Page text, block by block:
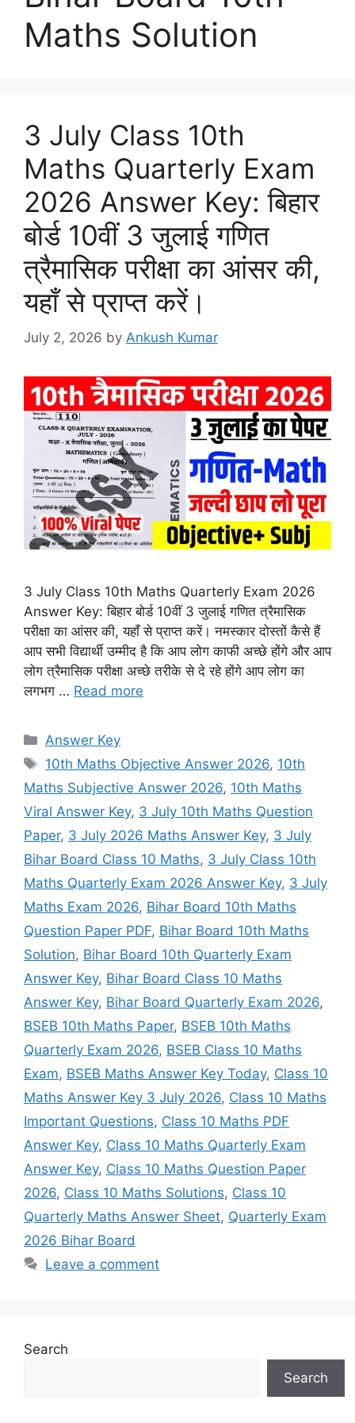
Maths Solution
3 July Class 10th
Maths Quarterly Exam
2026 Answer Key: बिहार
बोर्ड 10वीं 3 जुलाई गणित
त्रैमासिक परीक्षा का आंसर की,
यहाँ से प्राप्त करें।
July 2, 2026 by Ankush Kumar
3 July Class 10th Maths Quarterly Exam 2026
Answer Key: बिहार बोर्ड 10वीं 3 जुलाई गणित त्रैमासिक
परीक्षा का आंसर की, यहाँ से प्राप्त करें। नमस्कार दोस्तों कैसे हैं
आप सभी विद्यार्थी उम्मीद है कि आप लोग काफी अच्छे होंगे और आप
लोग त्रैमासिक परीक्षा अच्छे तरीके से दे रहे होंगे आप लोग का
लगभग … Read more
Categories
Answer Key
Tags
10th Maths Objective Answer 2026, 10th
Maths Subjective Answer 2026, 10th Maths
Viral Answer Key, 3 July 10th Maths Question
Paper, 3 July 2026 Maths Answer Key, 3 July
Bihar Board Class 10 Maths, 3 July Class 10th
Maths Quarterly Exam 2026 Answer Key, 3 July
Maths Exam 2026, Bihar Board 10th Maths
Question Paper PDF, Bihar Board 10th Maths
Solution, Bihar Board 10th Quarterly Exam
Answer Key, Bihar Board Class 10 Maths
Answer Key, Bihar Board Quarterly Exam 2026,
BSEB 10th Maths Paper, BSEB 10th Maths
Quarterly Exam 2026, BSEB Class 10 Maths
Exam, BSEB Maths Answer Key Today, Class 10
Maths Answer Key 3 July 2026, Class 10 Maths
Important Questions, Class 10 Maths PDF
Answer Key, Class 10 Maths Quarterly Exam
Answer Key, Class 10 Maths Question Paper
2026, Class 10 Maths Solutions, Class 10
Quarterly Maths Answer Sheet, Quarterly Exam
2026 Bihar Board
Leave a comment
Search
Search